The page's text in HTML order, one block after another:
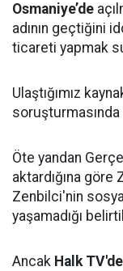
Osmaniye’de
adının geçtiğini
ticareti yapmak
Ulaştığımız
soruşturmasında
Öte yandan
aktardığına göre
Zenbilci'nin
yaşamadığı
Ancak Halk TV'de